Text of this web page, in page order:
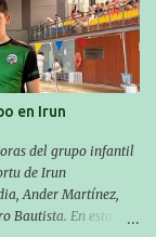
hasta la playa
día, la organización
Malkorbe. Así,
c...
en Irun
del grupo infantil
de Irun
Ander Martínez,
Bautista. En esta